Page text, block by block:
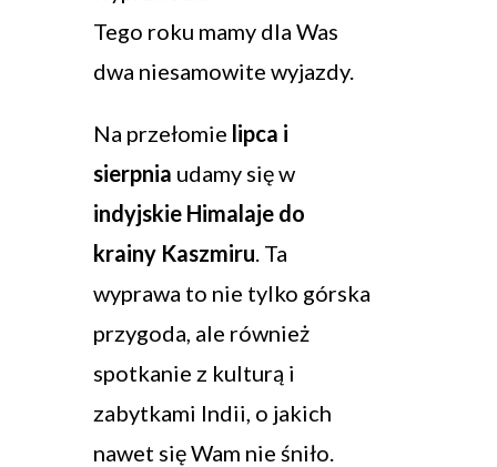
Tego roku mamy dla Was
dwa niesamowite wyjazdy.
Na przełomie lipca i
sierpnia udamy się w
indyjskie Himalaje do
krainy Kaszmiru . Ta
wyprawa to nie tylko górska
przygoda, ale również
spotkanie z kulturą i
zabytkami Indii, o jakich
nawet się Wam nie śniło.